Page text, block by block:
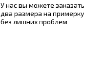
У нас вы можете заказать
два размера на примерку
без лишних проблем